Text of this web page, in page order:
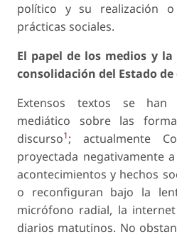
político y su realización
prácticas sociales.
El papel de los medios y
consolidación del Estado
Extensos textos se han
mediático sobre las
discurso1; actualmente
proyectada negativamente
acontecimientos y hechos
o reconfiguran bajo la
micrófono radial, la
diarios matutinos. No